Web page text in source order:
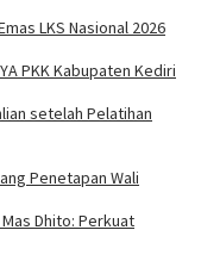
LKS Nasional 2026
PKK Kabupaten Kediri
setelah Pelatihan
Penetapan Wali
Dhito: Perkuat